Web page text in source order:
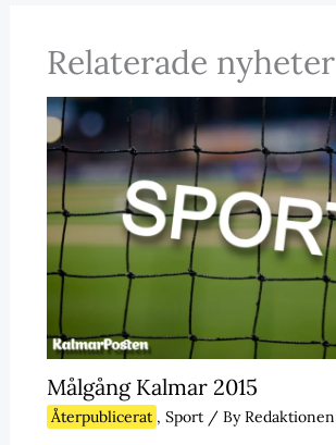
Relaterade nyheter
Målgång Kalmar 2015
Återpublicerat , Sport/ ByRedaktionen